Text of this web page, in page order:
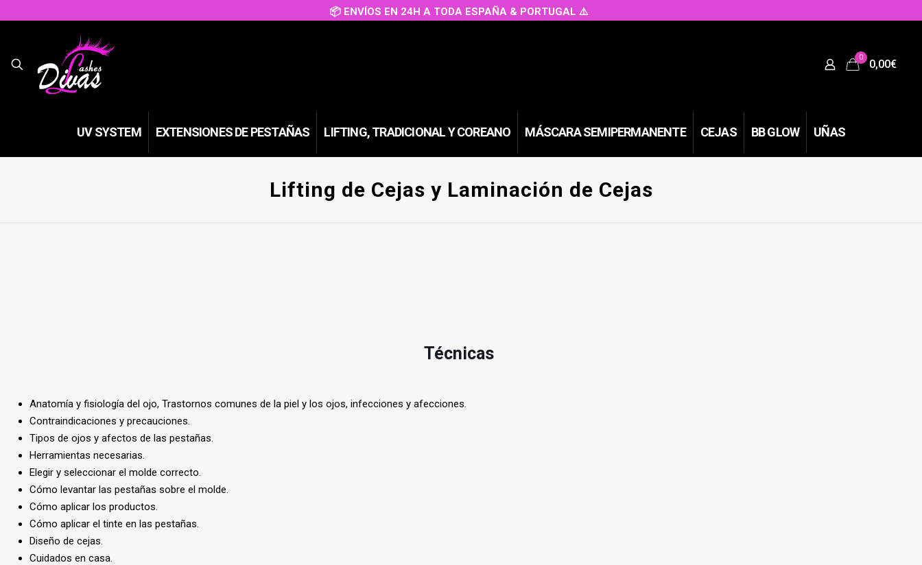
📦 ENVÍOS EN 24H A TODA ESPAÑA & PORTUGAL ⚠️
0
0,00€
UV SYSTEM EXTENSIONES DE PESTAÑAS LIFTING, TRADICIONAL Y COREANO MÁSCARA SEMIPERMANENTE CEJAS BB GLOW UÑAS
Lifting de Cejas y Laminación de Cejas
Técnicas
Anatomía y fisiología del ojo, Trastornos comunes de la piel y los ojos, infecciones y afecciones.
Contraindicaciones y precauciones.
Tipos de ojos y afectos de las pestañas.
Herramientas necesarias.
Elegir y seleccionar el molde correcto.
Cómo levantar las pestañas sobre el molde.
Cómo aplicar los productos.
Cómo aplicar el tinte en las pestañas.
Diseño de cejas.
Cuidados en casa.